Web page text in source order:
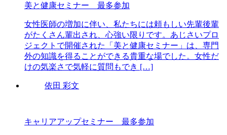
美と健康セミナー 最多参加
女性医師の増加に伴い、私たちには頼もしい先輩後輩
がたくさん輩出され、心強い限りです。あじさいプロ
ジェクトで開催された「美と健康セミナー」は、専門
外の知識を得ることができる貴重な場でした。女性だ
けの気楽さで気軽に質問もでき […]
依田 彩文
キャリアアップセミナー 最多参加